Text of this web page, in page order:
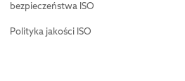
bezpieczeństwa ISO
Polityka jakości ISO